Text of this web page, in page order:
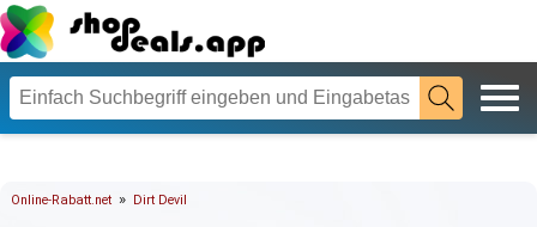
Online-Rabatt.net » Dirt Devil